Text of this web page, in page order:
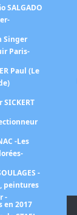
SALGADO
Singer
Paris-
Paul (Le
-Les
-
peintures
-
en 2017